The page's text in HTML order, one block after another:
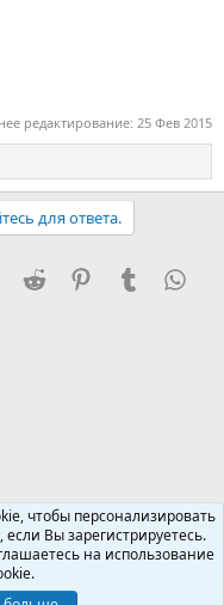
редактирование: 25 Фев 2015
для ответа.
Reddit PinterestTumblr
чтобы персонализировать
Вы зарегистрируетесь.
на использование